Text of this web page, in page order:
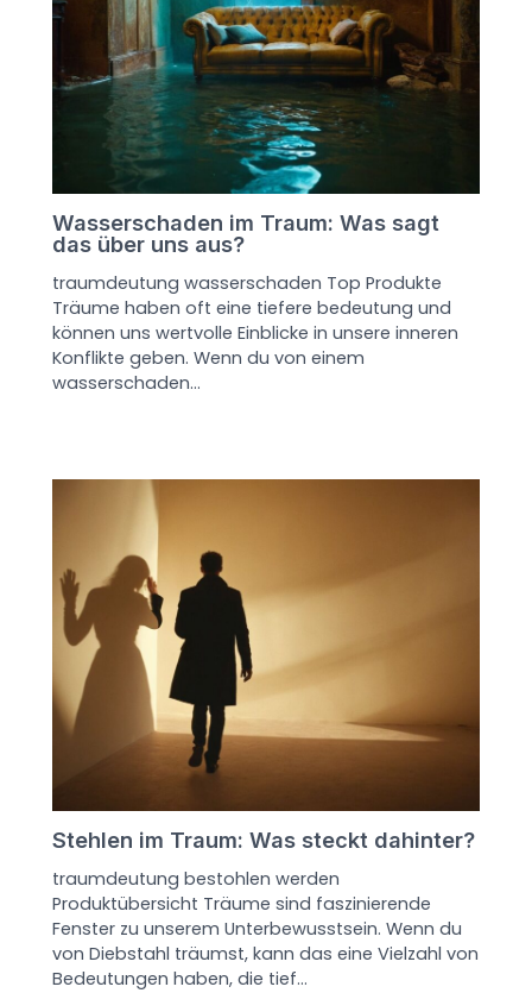
Wasserschaden im Traum: Was sagt
das über uns aus?
traumdeutung wasserschaden Top Produkte
Träume haben oft eine tiefere bedeutung und
können uns wertvolle Einblicke in unsere inneren
Konflikte geben. Wenn du von einem
wasserschaden…
Stehlen im Traum: Was steckt dahinter?
traumdeutung bestohlen werden
Produktübersicht Träume sind faszinierende
Fenster zu unserem Unterbewusstsein. Wenn du
von Diebstahl träumst, kann das eine Vielzahl von
Bedeutungen haben, die tief…